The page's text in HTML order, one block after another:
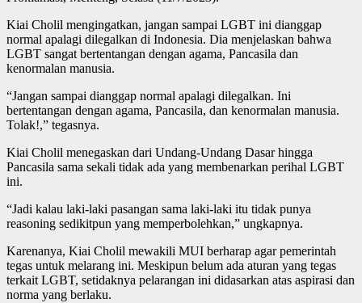
Kiai Cholil mengingatkan, jangan sampai LGBT ini dianggap
normal apalagi dilegalkan di Indonesia. Dia menjelaskan bahwa
LGBT sangat bertentangan dengan agama, Pancasila dan
kenormalan manusia.
“Jangan sampai dianggap normal apalagi dilegalkan. Ini
bertentangan dengan agama, Pancasila, dan kenormalan manusia.
Tolak!,” tegasnya.
Kiai Cholil menegaskan dari Undang-Undang Dasar hingga
Pancasila sama sekali tidak ada yang membenarkan perihal LGBT
ini.
“Jadi kalau laki-laki pasangan sama laki-laki itu tidak punya
reasoning sedikitpun yang memperbolehkan,” ungkapnya.
Karenanya, Kiai Cholil mewakili MUI berharap agar pemerintah
tegas untuk melarang ini. Meskipun belum ada aturan yang tegas
terkait LGBT, setidaknya pelarangan ini didasarkan atas aspirasi dan
norma yang berlaku.